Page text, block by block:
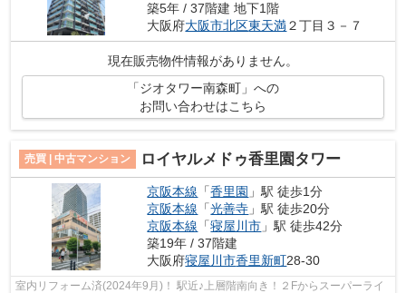
築5年 / 37階建 地下1階
大阪府大阪市北区東天満２丁目３－７
現在販売物件情報がありません。
「ジオタワー南森町」への
お問い合わせはこちら
売買 | 中古マンション ロイヤルメドゥ香里園タワー
京阪本線 「香里園 」駅 徒歩1分
京阪本線 「光善寺 」駅 徒歩20分
京阪本線 「寝屋川市 」駅 徒歩42分
築19年 / 37階建
大阪府寝屋川市香里新町28-30
室内リフォーム済(2024年9月)！ 駅近♪上層階南向き！２Fからスーパーライ